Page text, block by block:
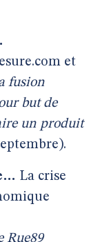
et
fusion
but de
un produit
La crise
Rue89